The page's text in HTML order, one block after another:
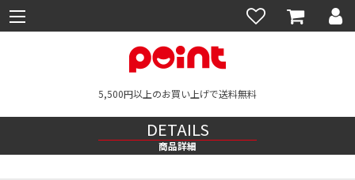
5,500円以上のお買い上げで送料無料
DETAILS
商品詳細